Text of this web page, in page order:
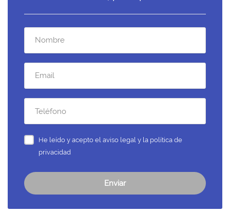
He leído y acepto el aviso legal y la política de
privacidad
Enviar